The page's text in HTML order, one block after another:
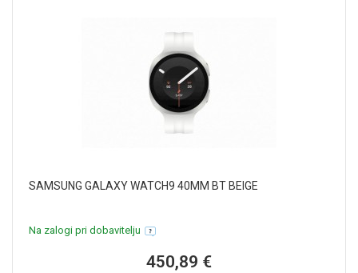
SAMSUNG GALAXY WATCH9 40MM BT BEIGE
Na zalogi pri dobavitelju
450,89 €